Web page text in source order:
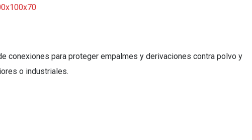
conexiones para proteger empalmes y derivaciones contra polvo y
o industriales.